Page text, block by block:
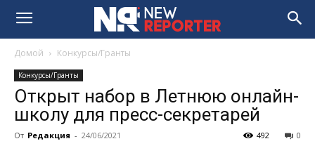
Домой Конкурсы/Гранты
Конкурсы/Гранты
Открыт набор в Летнюю онлайн-
школу для пресс-секретарей
От Редакция - 24/06/2021 0
492